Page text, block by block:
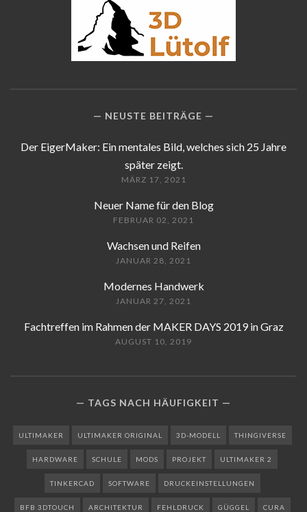
NEUSTE BEITRÄGE
Der EigerMaker: Ein mentales Bild, welches sich 25 Jahre
später zeigt.
MÄRZ 17, 2021
Neuer Name für den Blog
FEBRUAR 02, 2021
Wachsen und Reifen
JANUAR 28, 2021
Modernes Handwerk
JANUAR 27, 2021
Fachtreffen im Rahmen der MAKER DAYS 2019 in Graz
AUGUST 10, 2019
TAGS NACH HÄUFIGKEIT
ULTIMAKER ULTIMAKER ORIGINAL 3D-MODELL THINGIVERSE
HARDWARE SCHULE MODS PROJEKT ULTIMAKER 2
TINKERCAD SOFTWARE DRUCKEINSTELLUNGEN
BFB 3DTOUCH ARCHITEKTUR FEHLDRUCK GÜGGEL CURA